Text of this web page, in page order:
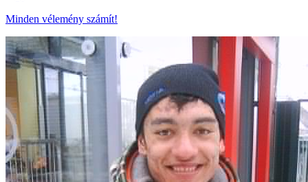
Minden vélemény számít!